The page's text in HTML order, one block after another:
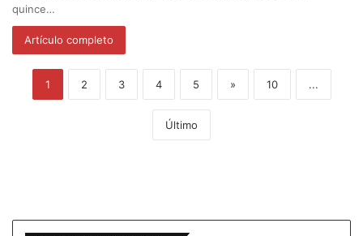
quince…
Artículo completo
1 2 3 4 5 » 10 ...
Último